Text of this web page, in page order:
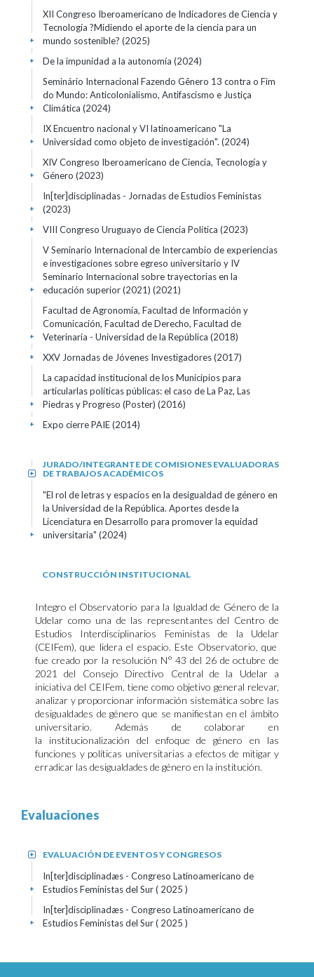
XII Congreso Iberoamericano de Indicadores de Ciencia y
Tecnología ?Midiendo el aporte de la ciencia para un
mundo sostenible? (2025)
+
De la impunidad a la autonomía (2024)
+
Seminário Internacional Fazendo Gênero 13 contra o Fim
do Mundo: Anticolonialismo, Antifascismo e Justiça
Climática (2024)
+
IX Encuentro nacional y VI latinoamericano "La
Universidad como objeto de investigación". (2024)
+
XIV Congreso Iberoamericano de Ciencia, Tecnología y
Género (2023)
+
In[ter]disciplinadas - Jornadas de Estudios Feministas
(2023)
+
VIII Congreso Uruguayo de Ciencia Política (2023)
+
V Seminario Internacional de Intercambio de experiencias
e investigaciones sobre egreso universitario y IV
Seminario Internacional sobre trayectorias en la
educación superior (2021) (2021)
+
Facultad de Agronomía, Facultad de Información y
Comunicación, Facultad de Derecho, Facultad de
Veterinaria - Universidad de la República (2018)
+
XXV Jornadas de Jóvenes Investigadores(2017)
+
La capacidad institucional de los Municipios para
articularlas políticas públicas: el caso de La Paz, Las
Piedras y Progreso (Poster) (2016)
+
Expo cierre PAIE(2014)
+
JURADO/INTEGRANTE DE COMISIONES EVALUADORAS
DE TRABAJOS ACADÉMICOS
+
"El rol de letras y espacios en la desigualdad de género en
la Universidad de la República. Aportes desde la
Licenciatura en Desarrollo para promover la equidad
universitaria" (2024)
+
CONSTRUCCIÓN INSTITUCIONAL
Integro el Observatorio para la Igualdad de Género de la
Udelar como una de las representantes del Centro de
Estudios Interdisciplinarios Feministas de la Udelar
(CEIFem), que lidera el espacio. Este Observatorio, que
fue creado por la resolución N° 43 del 26 de octubre de
2021 del Consejo Directivo Central de la Udelar a
iniciativa del CEIFem, tiene como objetivo general relevar,
analizar y proporcionar información sistemática sobre las
desigualdades de género que se manifiestan en el ámbito
universitario. Además de colaborar en
la institucionalización del enfoque de género en las
funciones y políticas universitarias a efectos de mitigar y
erradicar las desigualdades de género en la institución.
Evaluaciones
EVALUACIÓN DE EVENTOS Y CONGRESOS
+
In[ter]disciplinadæs - Congreso Latinoamericano de
Estudios Feministas del Sur( 2025 )
+
In[ter]disciplinadæs - Congreso Latinoamericano de
Estudios Feministas del Sur( 2025 )
+